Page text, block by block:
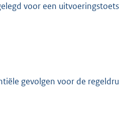
voor een
gevolgen voor de